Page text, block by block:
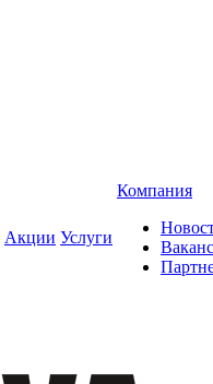
Акции Услуги
Компания